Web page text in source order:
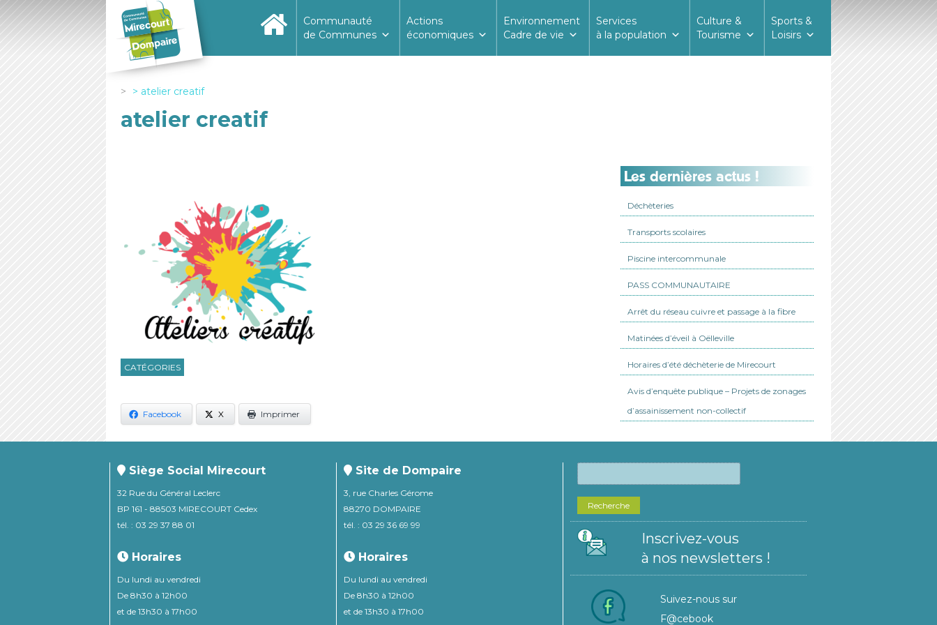
Communauté
de Communes
Actions
économiques
Environnement
Cadre de vie
Services
à la population
Culture &
Tourisme
Sports &
Loisirs
atelier creatif
atelier creatif
CATÉGORIES
Facebook X Imprimer
Les dernières actus !
Déchèteries
Transports scolaires
Piscine intercommunale
PASS COMMUNAUTAIRE
Arrêt du réseau cuivre et passage à la fibre
Matinées d’éveil à Oëlleville
Horaires d’été déchèterie de Mirecourt
Avis d’enquête publique – Projets de zonages
d’assainissement non-collectif
Siège Social Mirecourt
32 Rue du Général Leclerc
BP 161 - 88503 MIRECOURT Cedex
tél. : 03 29 37 88 01
Horaires
Du lundi au vendredi
De 8h30 à 12h00
et de 13h30 à 17h00
Site de Dompaire
3, rue Charles Gérome
88270 DOMPAIRE
tél. : 03 29 36 69 99
Horaires
Du lundi au vendredi
De 8h30 à 12h00
et de 13h30 à 17h00
Recherche
Inscrivez-vous
à nos newsletters !
Suivez-nous sur
F@cebook